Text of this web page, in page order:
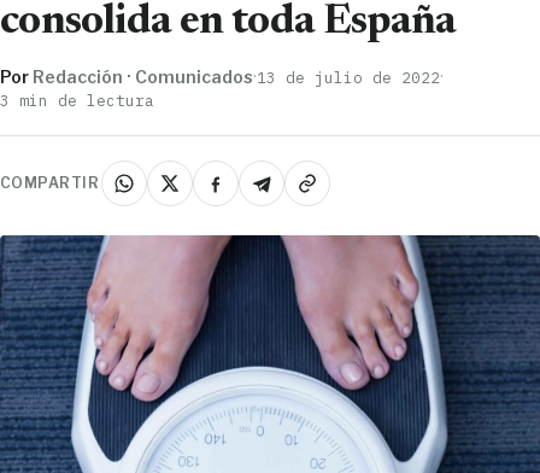
consolida en toda España
Por Redacción · Comunicados·13 de julio de 2022·
3 min de lectura
COMPARTIR